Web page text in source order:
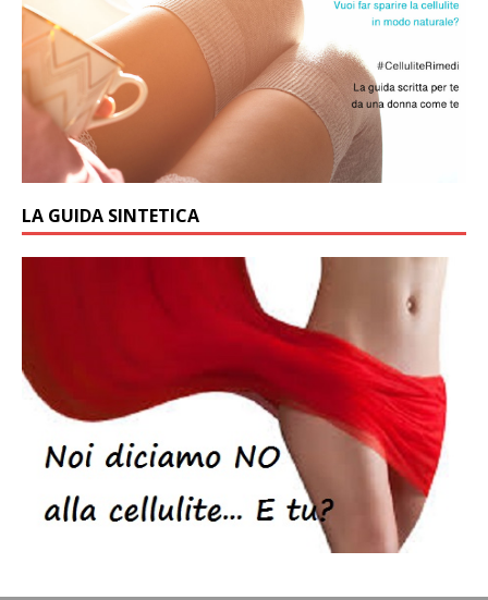
LA GUIDA SINTETICA